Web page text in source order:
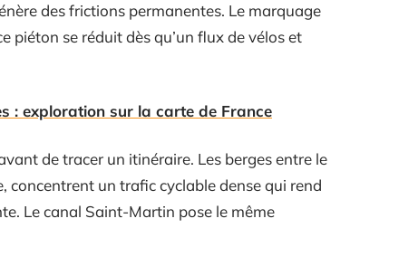
des frictions permanentes. Le marquage
piéton se réduit dès qu’un flux de vélos et
: exploration sur la carte de France
de tracer un itinéraire. Les berges entre le
concentrent un trafic cyclable dense qui rend
Le canal Saint-Martin pose le même